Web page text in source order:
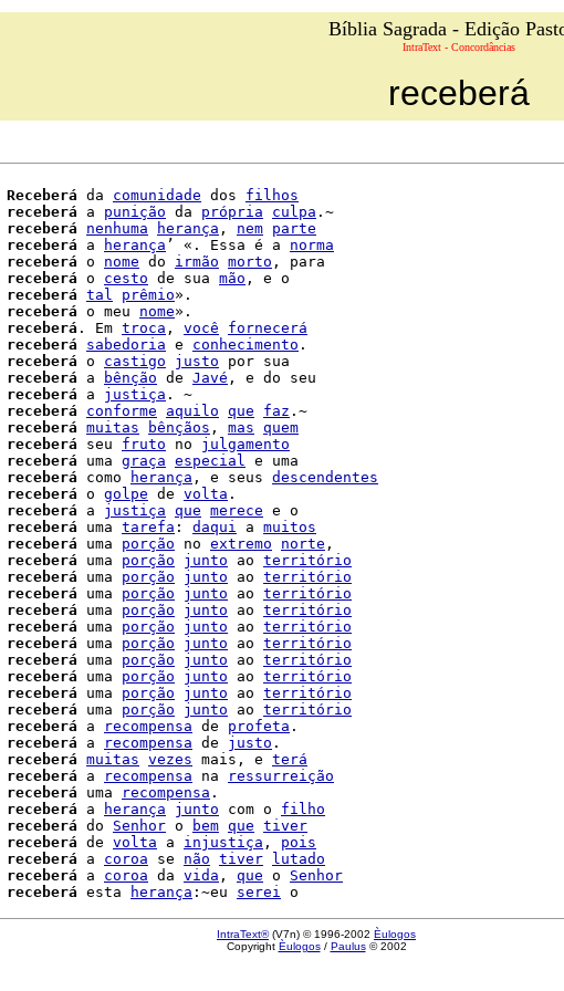
Bíblia Sagrada - Edição
IntraText - Concordâncias
receberá
Receberá da comunidade dos filhos
receberá a punição da própria culpa .~
receberá nenhuma herança , nem parte
receberá a herança ’ «. Essa é a norma
receberá o nome do irmão morto , para
receberá o cesto de sua mão , e o
receberá tal prêmio».
receberá o meu nome».
receberá . Em troca , você
fornecerá
receberá sabedoria e conhecimento .
receberá o castigo justo por sua
receberá a bênção de Javé , e do seu
receberá a justiça . ~
receberá conforme aquilo que faz .~
receberá muitas bênçãos , mas quem
receberá seu fruto no julgamento
receberá uma graça especial e uma
receberá como herança , e seus descendentes
receberá o golpe de volta
receberá a justiça que merece e o
receberá uma tarefa : daqui a muitos
receberá uma porção no extremo norte ,
receberá uma porção junto ao território
receberá uma porção junto ao território
receberá uma porção junto ao território
receberá uma porção junto ao território
receberá uma porção junto ao território
receberá uma porção junto ao território
receberá uma porção junto ao território
receberá uma porção junto ao território
receberá uma porção junto ao território
receberá uma porção junto ao território
receberá a recompensa de profeta .
receberá a recompensa de justo .
receberá muitas vezes mais, e terá
receberá a recompensa na
ressurreição
receberá uma recompensa .
receberá a herança junto com o filho
receberá do Senhor o bem que tiver
receberá de volta a injustiça , pois
receberá a coroa se não tiver
lutado
receberá a coroa da vida , que o Senhor
receberá esta herança :~eu serei
IntraText®(V7n) © 1996-2002 Èulogos
Copyright Èulogos/ Paulus© 2002